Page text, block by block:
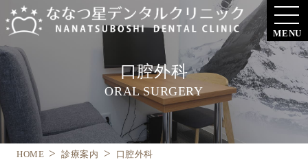
MENU
口腔外科
ORAL SURGERY
HOME 診療案内 口腔外科